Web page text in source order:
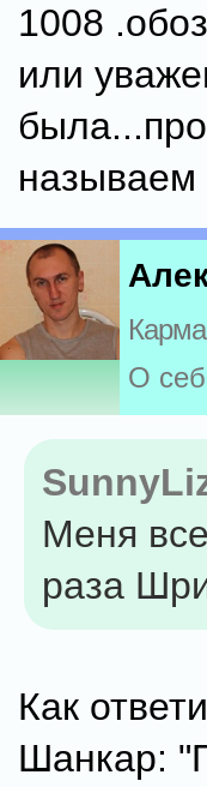
1008
или
называем
О
Меня
раза
Как
Шанкар: